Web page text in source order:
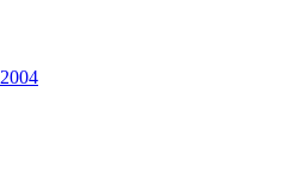
2004